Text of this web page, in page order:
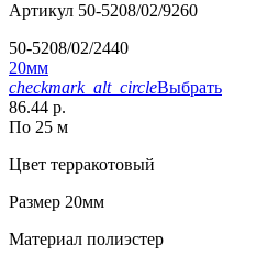
Артикул 50-5208/02/9260
50-5208/02/2440
20мм
checkmark_alt_circleВыбрать
86.44 р.
По 25 м
Цвет терракотовый
Размер 20мм
Материал полиэстер